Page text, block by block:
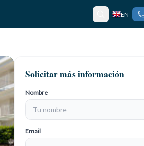
EN
Solicitar más información
Nombre
Email